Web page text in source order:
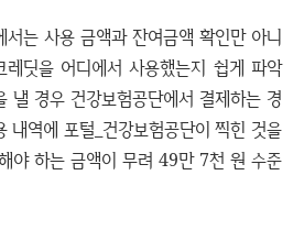
는 사용 금액과 잔여금액 확인만 아니
딧을 어디에서 사용했는지 쉽게 파악
낼 경우 건강보험공단에서 결제하는 경
내역에 포털_건강보험공단이 찍힌 것을
야 하는 금액이 무려 49만 7천 원 수준